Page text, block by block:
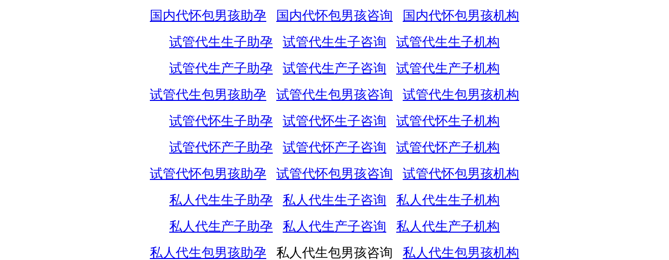
国内代怀包男孩助孕
国内代怀包男孩咨询
国内代怀包男孩机构
试管代生生子助孕
试管代生生子咨询
试管代生生子机构
试管代生产子助孕
试管代生产子咨询
试管代生产子机构
试管代生包男孩助孕
试管代生包男孩咨询
试管代生包男孩机构
试管代怀生子助孕
试管代怀生子咨询
试管代怀生子机构
试管代怀产子助孕
试管代怀产子咨询
试管代怀产子机构
试管代怀包男孩助孕
试管代怀包男孩咨询
试管代怀包男孩机构
私人代生生子助孕
私人代生生子咨询
私人代生生子机构
私人代生产子助孕
私人代生产子咨询
私人代生产子机构
私人代生包男孩助孕
私人代生包男孩咨询
私人代生包男孩机构